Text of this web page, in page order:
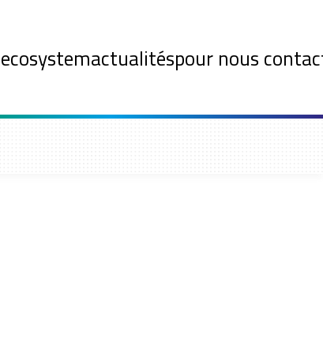
ecosystemactualitéspour nous